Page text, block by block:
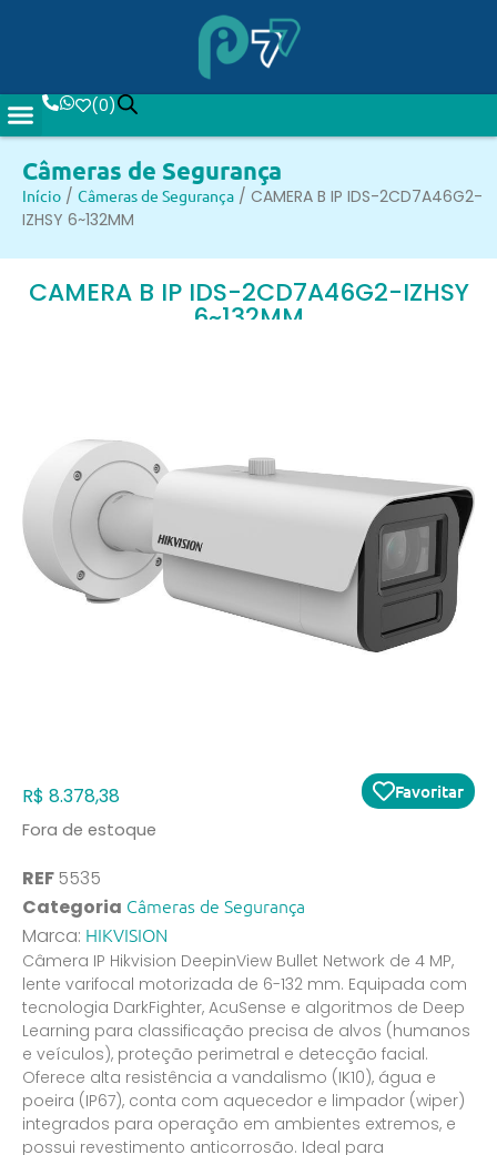
(0)
Câmeras de Segurança
Início / Câmeras de Segurança / CAMERA B IP IDS-2CD7A46G2-
IZHSY 6~132MM
CAMERA B IP IDS-2CD7A46G2-IZHSY
6~132MM
R$ 8.378,38 Favoritar
Câmera IP Hikvision DeepinView Bullet Network de 4 MP,
lente varifocal motorizada de 6-132 mm. Equipada com
tecnologia DarkFighter, AcuSense e algoritmos de Deep
Learning para classificação precisa de alvos (humanos
e veículos), proteção perimetral e detecção facial.
Oferece alta resistência a vandalismo (IK10), água e
poeira (IP67), conta com aquecedor e limpador (wiper)
integrados para operação em ambientes extremos, e
possui revestimento anticorrosão. Ideal para
Fora de estoque
REF 5535
Categoria Câmeras de Segurança
Marca: HIKVISION